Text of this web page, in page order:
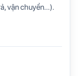
vận chuyển…).